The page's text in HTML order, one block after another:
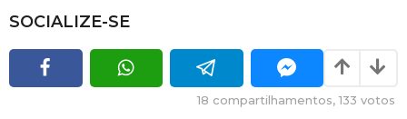
SOCIALIZE-SE
18 compartilhamentos,133 votos